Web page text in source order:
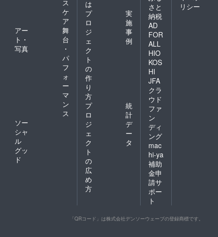
ス
ケ
ア
アー
ト・
写真
舞
台
・
パ
フ
ォ
ー
マ
ン
ス
ソー
シャ
ル
グッ
ド
は
プ
ロ
ジ
ェ
ク
ト
の
作
り
方
実
施
事
例
プ
ロ
ジ
ェ
ク
ト
の
広
め
方
統
計
デ
ー
タ
さと
納税
AD
FOR
ALL
HIO
KOS
HI
JFA
クラ
ウド
ファ
ン
ディ
ング
mac
hi-ya
補助
金申
請サ
ポー
ト
リシー
「QRコード」は株式会社デンソーウェーブの登録商標です。